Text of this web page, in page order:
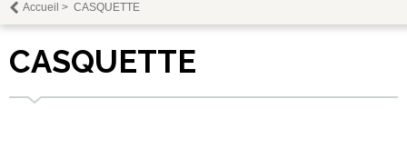
Accueil > CASQUETTE
CASQUETTE